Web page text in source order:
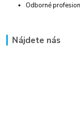
Odborné
Nájdete nás